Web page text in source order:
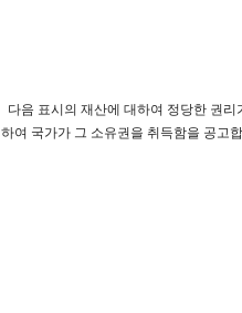
다음 표시의 재산에 대하여 정당한 권
하여 국가가 그 소유권을 취득함을 공고